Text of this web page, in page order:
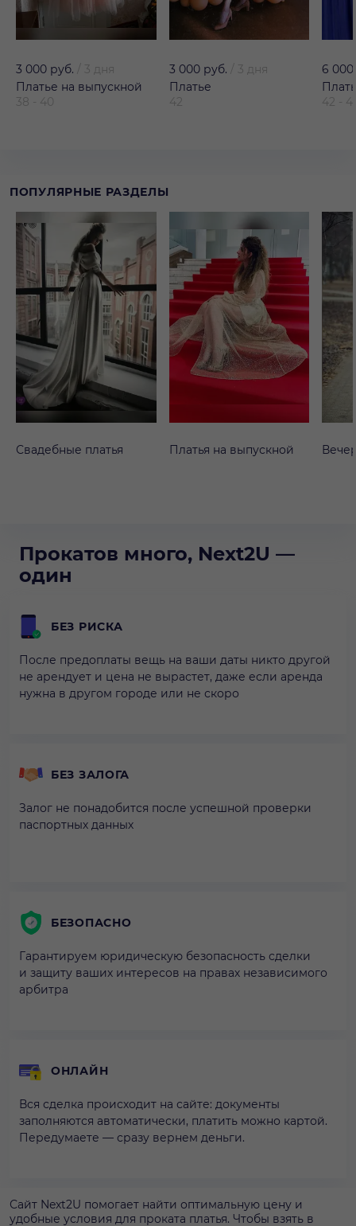
3 000 руб.
3 дня
Платье на выпускной
38 - 40
3 000 руб.
3 дня
Платье
42
6
42 -
ПОПУЛЯРНЫЕ РАЗДЕЛЫ
Свадебные платья Платья на выпускной
Прокатов много, Next2U —
один
БЕЗ РИСКА
После предоплаты вещь на ваши даты никто другой
не арендует и цена не вырастет, даже если аренда
нужна в другом городе или не скоро
БЕЗ ЗАЛОГА
Залог не понадобится после успешной проверки
паспортных данных
БЕЗОПАСНО
Гарантируем юридическую безопасность сделки
и защиту ваших интересов на правах независимого
арбитра
ОНЛАЙН
Вся сделка происходит на сайте: документы
заполняются автоматически, платить можно картой.
Передумаете — сразу вернем деньги.
Сайт Next2U помогает найти оптимальную цену и
удобные условия для проката платья. Чтобы взять в